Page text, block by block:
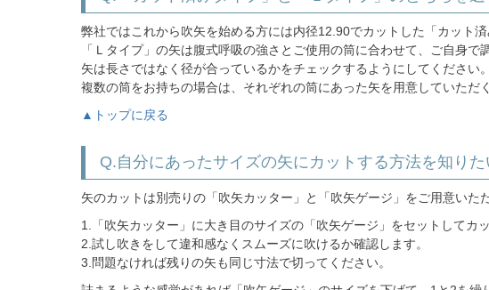
弊社ではこれから吹矢を始める方には内径12.90でカットした「カット
「Ｌタイプ」の矢は腹式呼吸の強さとご使用の筒に合わせて、ご自身で
矢は長さではなく径が合っているかをチェックするようにしてください。
複数の筒をお持ちの場合は、それぞれの筒にあった矢を用意していただ
▲トップに戻る
Q.自分にあったサイズの矢にカットする方法を知りた
矢のカットは別売りの「吹矢カッター」と「吹矢ゲージ」をご用意いた
1.「吹矢カッター」に大き目のサイズの「吹矢ゲージ」をセットしてカッ
2.試し吹きをして違和感なくスムーズに吹けるか確認します。
3.問題なければ残りの矢も同じ寸法で切ってください。